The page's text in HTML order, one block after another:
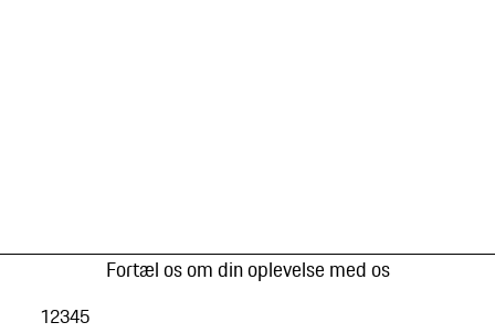
Fortæl os om din oplevelse med os
12345